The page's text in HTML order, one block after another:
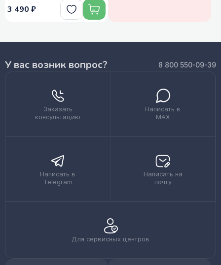
3 490 ₽
У вас возник вопрос? 8 800 550-09-39
Заказать
консультацию
Написать в
MAX
Написать в
Telegram
Написать на
почту
Для сервисных центров